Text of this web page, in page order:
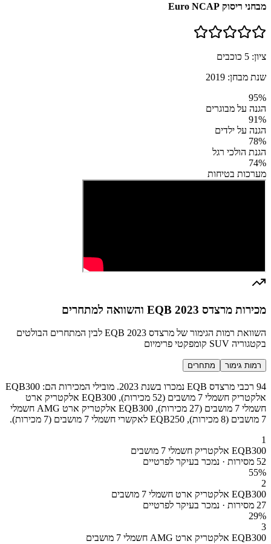
מבחני ריסוק Euro NCAP
ציון: 5 כוכבים
שנת מבחן: 2019
95%
הגנה על מבוגרים
91%
הגנה על ילדים
78%
הגנת הולכי רגל
74%
מערכות בטיחות
מכירות מרצדס EQB 2023 והשוואה למתחרים
השוואת רמות הגימור של מרצדס EQB 2023 לבין המתחרים הבולטים
בקטגוריה SUV קומפקטי פרימיום
רמות גימור מתחרים
94 רכבי מרצדס EQB נמכרו בשנת 2023. מובילי המכירות הם: EQB300
אלקטריק חשמלי 7 מושבים (52 מכירות), EQB300 אלקטריק ארט
חשמלי 7 מושבים (27 מכירות), EQB300 אלקטריק ארט AMG חשמלי
7 מושבים (8 מכירות), EQB250 לאקשרי חשמלי 7 מושבים (7 מכירות).
1
EQB300 אלקטריק חשמלי 7 מושבים
52 מסירות · נמכר בעיקר לפרטיים
55%
2
EQB300 אלקטריק ארט חשמלי 7 מושבים
27 מסירות · נמכר בעיקר לפרטיים
29%
3
EQB300 אלקטריק ארט AMG חשמלי 7 מושבים